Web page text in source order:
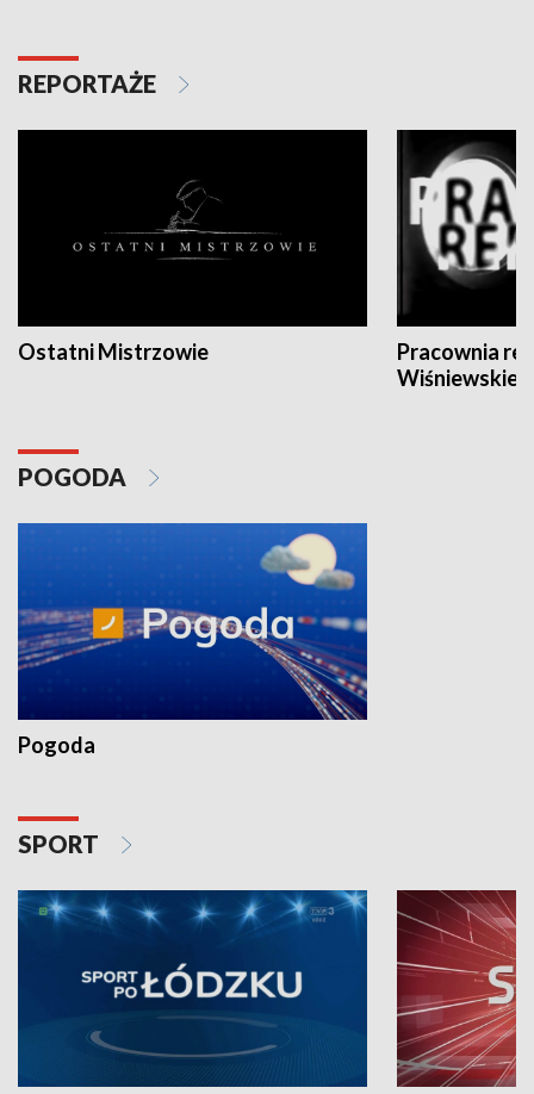
REPORTAŻE
Ostatni Mistrzowie
Pracownia
POGODA
Pogoda
SPORT